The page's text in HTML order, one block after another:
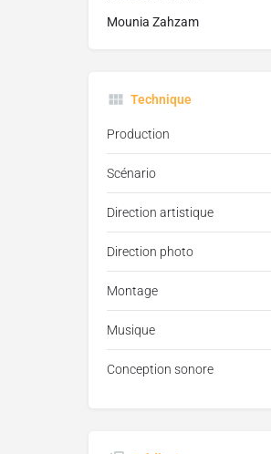
Mounia Zahzam
Technique
Production
Scénario
Direction artistique
Direction photo
Montage
Musique
Conception sonore